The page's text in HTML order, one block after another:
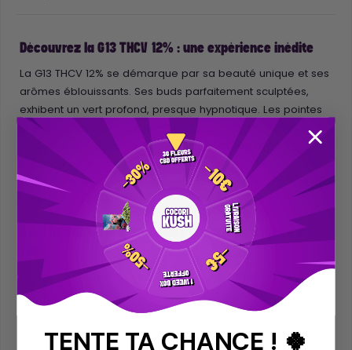
Découvrez la G13 THCV 12% : une expérience inédite
La G13 THCV 12% se démarque par sa beauté unique et ses
arômes éblouissants. Ses buds parfaitement sculptées,
exhibent un vert profond, presque hypnotique. Les pointes
oranges pétillantes ajoutent une touche de vitalité à son
apparence déjà saisissante. Vous serez séduit par
l'alliance subtile de son parfum citronné, équilibré par des
notes de baies savoureuses, et couronné par un délicieux
arrière-goût de mangue mûre.
G13 THCV 12% : une rencontre avec la puissance du
La G13THCV12% est une fleur Indoor renfermant 12% de
THCV
, offrant ainsi une expérience euphorisante hors du
commun. Voici ce que vous pouvez attendre de cette fleur
exceptionnelle :
TENTE TA CHANCE ! 🍀